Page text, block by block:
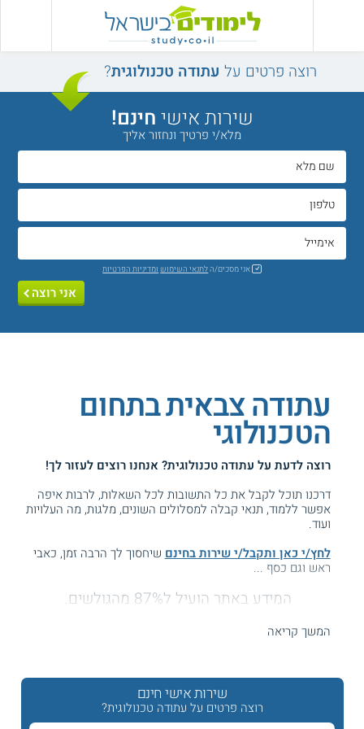
רוצה פרטים על עתודה טכנולוגית?
שירות אישיחינם!
מלא/י פרטיך ונחזור אליך
אני מסכים/הלתנאי השימוש ומדיניות הפרטיות
אני רוצה
עתודה צבאית בתחום
הטכנולוגי
רוצה לדעת על עתודה טכנולוגית? אנחנו רוצים לעזור לך!
דרכנו תוכל לקבל את כל התשובות לכל השאלות, לרבות איפה
אפשר ללמוד, תנאי קבלה למסלולים השונים, מלגות, מה העלויות
ועוד.
לחץ/י כאן ותקבל/י שירות בחינם שיחסוך לך הרבה זמן, כאבי
ראש וגם כסף ...
המידע באתר הועיל ל87% מהגולשים.
כל מי שבוחר ללכת למסלול של עתודה, צריך לדעת שאחת
המשך קריאה
שירות אישי חינם
רוצה פרטים על עתודה טכנולוגית?